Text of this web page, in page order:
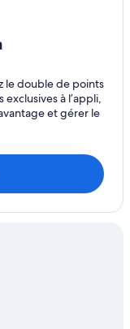
- Glebe
Centre-ville
- Glebe
- Glebe
le double de points
à l’appli,
et gérer le